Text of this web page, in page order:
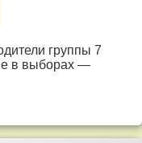
группы 7
в выборах —